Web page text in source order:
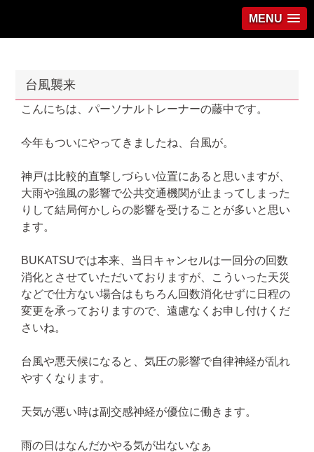
MENU
台風襲来
こんにちは、パーソナルトレーナーの藤中です。
今年もついにやってきましたね、台風が。
神戸は比較的直撃しづらい位置にあると思いますが、
大雨や強風の影響で公共交通機関が止まってしまった
りして結局何かしらの影響を受けることが多いと思い
ます。
BUKATSUでは本来、当日キャンセルは一回分の回数
消化とさせていただいておりますが、こういった天災
などで仕方ない場合はもちろん回数消化せずに日程の
変更を承っておりますので、遠慮なくお申し付けくだ
さいね。
台風や悪天候になると、気圧の影響で自律神経が乱れ
やすくなります。
天気が悪い時は副交感神経が優位に働きます。
雨の日はなんだかやる気が出ないなぁ